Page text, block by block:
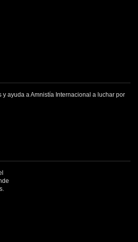
y ayuda a Amnistía Internacional a luchar por